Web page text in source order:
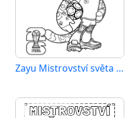
Zayu Mistrovství světa 2026